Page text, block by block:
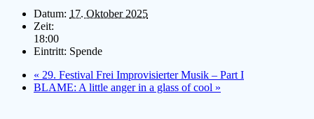
Datum: 17. Oktober 2025
Zeit:
18:00
Eintritt: Spende
« 29. Festival Frei Improvisierter Musik – Part I
BLAME: A little anger in a glass of cool »